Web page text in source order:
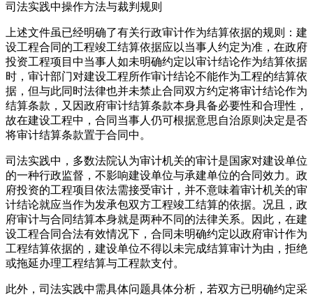
司法实践中操作方法与裁判规则
上述文件虽已经明确了有关行政审计作为结算依据的规则：建
设工程合同的工程竣工结算依据应以当事人约定为准，在政府
投资工程项目中当事人如未明确约定以审计结论作为结算依据
时，审计部门对建设工程所作审计结论不能作为工程的结算依
据，但与此同时法律也并未禁止合同双方约定将审计结论作为
结算条款，又因政府审计结算条款本身具备必要性和合理性，
故在建设工程中，合同当事人仍可根据意思自治原则决定是否
将审计结算条款置于合同中。
司法实践中，多数法院认为审计机关的审计是国家对建设单位
的一种行政监督，不影响建设单位与承建单位的合同效力。政
府投资的工程项目依法需接受审计，并不意味着审计机关的审
计结论就应当作为发承包双方工程竣工结算的依据。况且，政
府审计与合同结算本身就是两种不同的法律关系。因此，在建
设工程合同合法有效情况下，合同未明确约定以政府审计作为
工程结算依据的，建设单位不得以未完成结算审计为由，拒绝
或拖延办理工程结算与工程款支付。
此外，司法实践中需具体问题具体分析，若双方已明确约定采